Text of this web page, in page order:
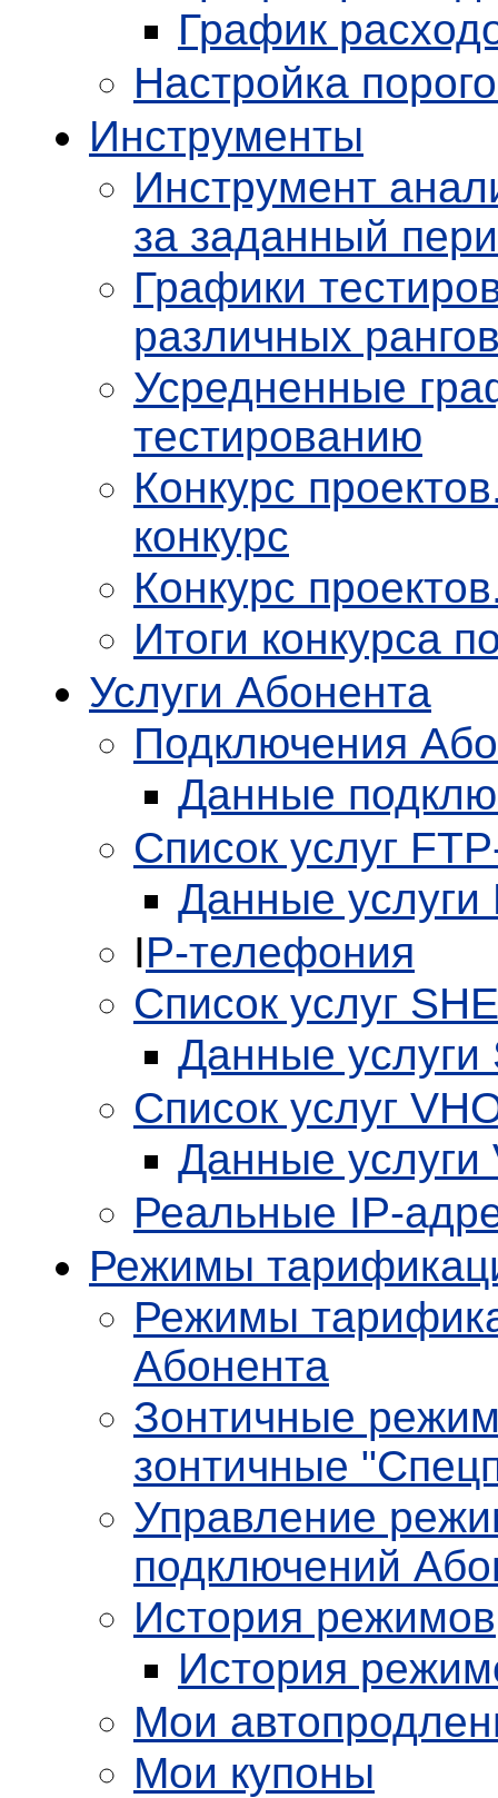
График
Настройка
Инструменты
Инструмент
за заданный
Графики
различных
Усредненные
тестированию
Конкурс
конкурс
Конкурс
Итоги конкурса
Услуги Абонента
Подключения
Данные
Список услуг
Данные услуги
IP-телефония
Список услуг
Данные услуги
Список услуг
Данные услуги
Реальные IP-
Режимы
Режимы
Абонента
Зонтичные
зонтичные
Управление
подключений
История режимов
История
Мои
Мои купоны